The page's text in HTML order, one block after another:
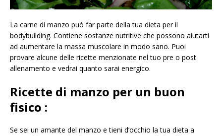
La carne di manzo può far parte della tua dieta per il
bodybuilding. Contiene sostanze nutritive che possono aiutarti
ad aumentare la massa muscolare in modo sano. Puoi
provare alcune delle ricette menzionate nel tuo pre o post
allenamento e vedrai quanto sarai energico.
Ricette di manzo per un buon
fisico :
Se sei un amante del manzo e tieni d’occhio la tua dieta a